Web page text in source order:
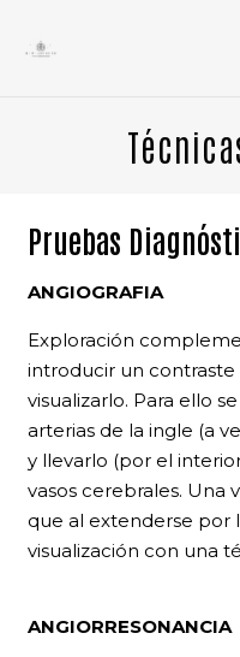
Pruebas
ANGIOGRAFIA
Exploración
introducir un
visualizarlo. Para ello
arterias de la ingle (a
y llevarlo (por el
vasos cerebrales. Una
que al extenderse por
visualización con una
ANGIORRESONANCIA